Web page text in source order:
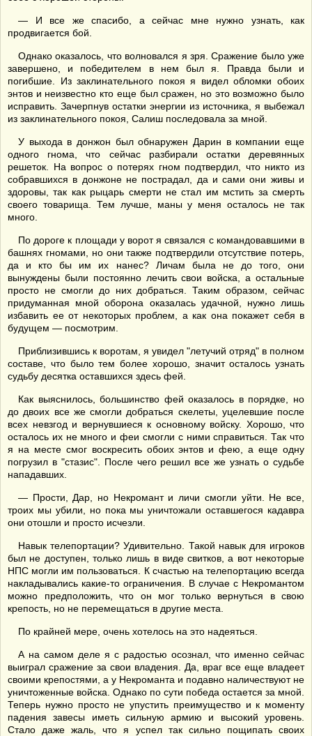
— И все же спасибо, а сейчас мне нужно узнать, как
продвигается бой.
Однако оказалось, что волновался я зря. Сражение было уже
завершено, и победителем в нем был я. Правда были и
погибшие. Из заклинательного покоя я видел обломки обоих
энтов и неизвестно кто еще был сражен, но это возможно было
исправить. Зачерпнув остатки энергии из источника, я выбежал
из заклинательного покоя, Салиш последовала за мной.
У выхода в донжон был обнаружен Дарин в компании еще
одного гнома, что сейчас разбирали остатки деревянных
решеток. На вопрос о потерях гном подтвердил, что никто из
собравшихся в донжоне не пострадал, да и сами они живы и
здоровы, так как рыцарь смерти не стал им мстить за смерть
своего товарища. Тем лучше, маны у меня осталось не так
много.
По дороге к площади у ворот я связался с командовавшими в
башнях гномами, но они также подтвердили отсутствие потерь,
да и кто бы им их нанес? Личам была не до того, они
вынуждены были постоянно лечить свои войска, а остальные
просто не смогли до них добраться. Таким образом, сейчас
придуманная мной оборона оказалась удачной, нужно лишь
избавить ее от некоторых проблем, а как она покажет себя в
будущем — посмотрим.
Приблизившись к воротам, я увидел "летучий отряд" в полном
составе, что было тем более хорошо, значит осталось узнать
судьбу десятка оставшихся здесь фей.
Как выяснилось, большинство фей оказалось в порядке, но
до двоих все же смогли добраться скелеты, уцелевшие после
всех невзгод и вернувшиеся к основному войску. Хорошо, что
осталось их не много и феи смогли с ними справиться. Так что
я на месте смог воскресить обоих энтов и фею, а еще одну
погрузил в "стазис". После чего решил все же узнать о судьбе
нападавших.
— Прости, Дар, но Некромант и личи смогли уйти. Не все,
троих мы убили, но пока мы уничтожали оставшегося кадавра
они отошли и просто исчезли.
Навык телепортации? Удивительно. Такой навык для игроков
был не доступен, только лишь в виде свитков, а вот некоторые
НПС могли им пользоваться. К счастью на телепортацию всегда
накладывались какие-то ограничения. В случае с Некромантом
можно предположить, что он мог только вернуться в свою
крепость, но не перемещаться в другие места.
По крайней мере, очень хотелось на это надеяться.
А на самом деле я с радостью осознал, что именно сейчас
выиграл сражение за свои владения. Да, враг все еще владеет
своими крепостями, а у Некроманта и подавно наличествуют не
уничтоженные войска. Однако по сути победа остается за мной.
Теперь нужно просто не упустить преимущество и к моменту
падения завесы иметь сильную армию и высокий уровень.
Стало даже жаль, что я успел так сильно пощипать своих